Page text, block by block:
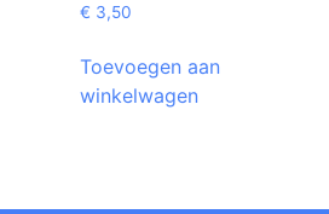
€ 3,50
Toevoegen aan
winkelwagen